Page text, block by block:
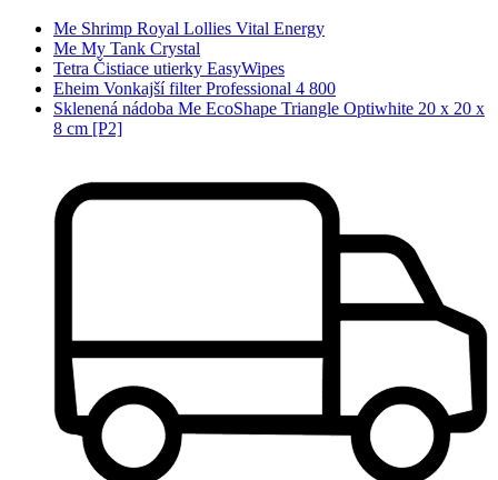
Me Shrimp Royal Lollies Vital Energy
Me My Tank Crystal
Tetra Čistiace utierky EasyWipes
Eheim Vonkajší filter Professional 4 800
Sklenená nádoba Me EcoShape Triangle Optiwhite 20 x 20 x
8 cm [P2]